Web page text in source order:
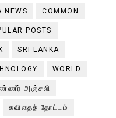
NEWS COMMON
POSTS
SRI LANKA
WORLD
அஞ்சலி
கவிதைத் தோட்டம்